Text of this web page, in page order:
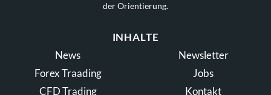
der Orientierung.
INHALTE
News
Forex Traading
CFD Trading
Newsletter
Jobs
Kontakt